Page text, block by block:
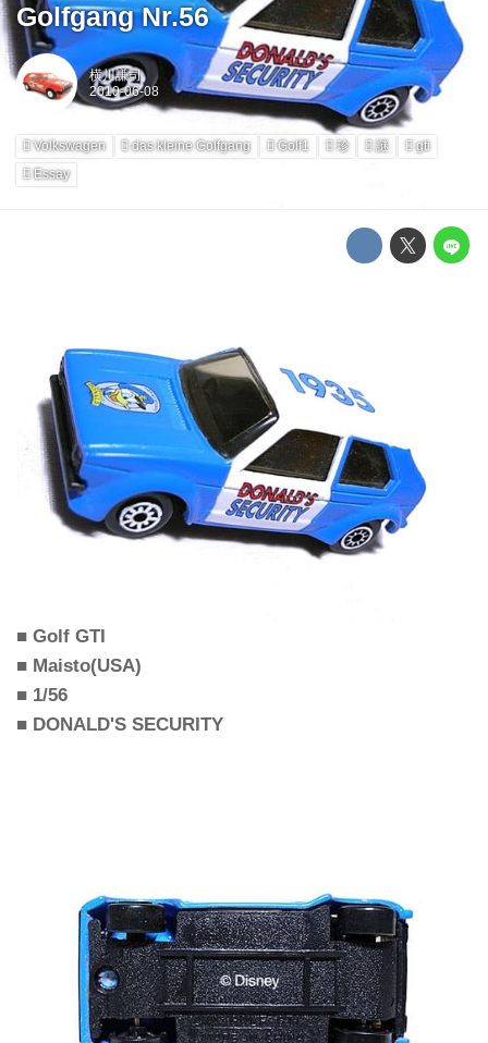
Golfgang Nr.56
横川謙司
Volkswagen das kleine Golfgang Golf1 珍 謎
gti
Essay
■ Golf GTI
■ Maisto(USA)
■ 1/56
■ DONALD'S SECURITY